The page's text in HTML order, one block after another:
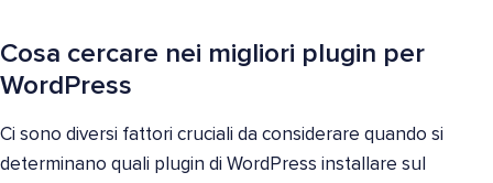
Cosa cercare nei migliori plugin per
WordPress
Ci sono diversi fattori cruciali da considerare quando si
determinano quali plugin di WordPress installare sul